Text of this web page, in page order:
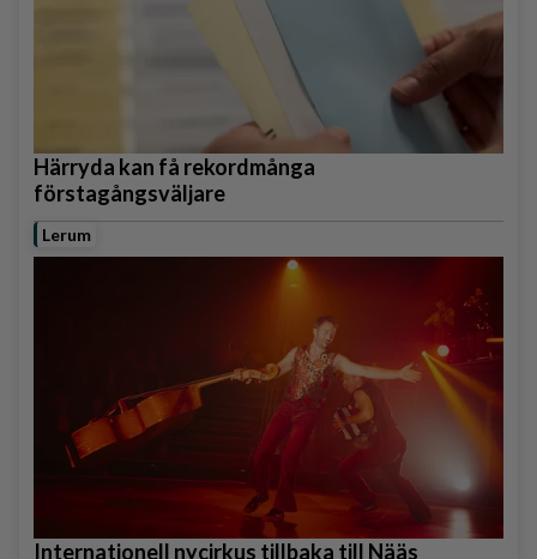
Härryda kan få rekordmånga
förstagångsväljare
Lerum
Internationell nycirkus tillbaka till Nääs